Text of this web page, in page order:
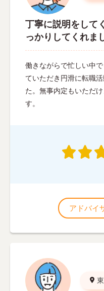
丁寧に説明をして
っかりしてくれま
働きながらで忙しい中
ていただき円滑に転職
た。無事内定もいただ
す。
アドバイ